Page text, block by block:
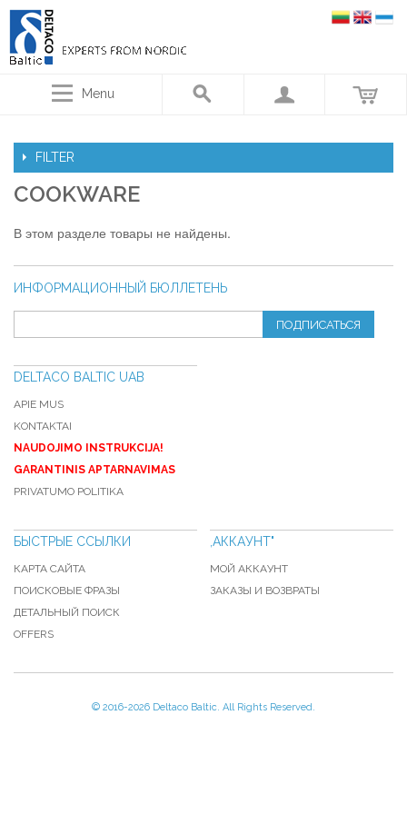
Menu
FILTER
COOKWARE
В этом разделе товары не найдены.
ИНФОРМАЦИОННЫЙ БЮЛЛЕТЕНЬ
ПОДПИСАТЬСЯ
DELTACO BALTIC UAB
APIE MUS
KONTAKTAI
NAUDOJIMO INSTRUKCIJA!
GARANTINIS APTARNAVIMAS
PRIVATUMO POLITIKA
БЫСТРЫЕ ССЫЛКИ
КАРТА САЙТА
ПОИСКОВЫЕ ФРАЗЫ
ДЕТАЛЬНЫЙ ПОИСК
OFFERS
,АККАУНТ"
МОЙ АККАУНТ
ЗАКАЗЫ И ВОЗВРАТЫ
© 2016-2026 Deltaco Baltic. All Rights Reserved.